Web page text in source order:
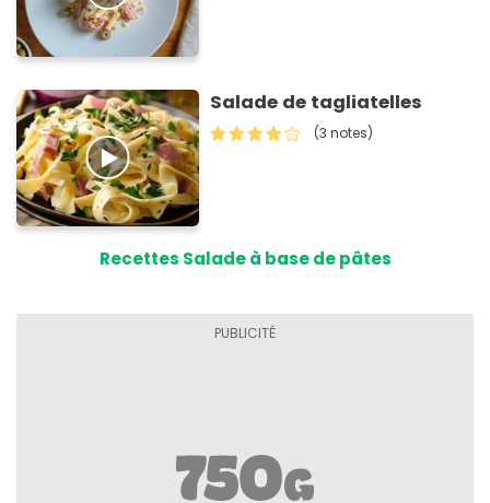
Salade de tagliatelles
(3 notes)
Recettes Salade à base de pâtes